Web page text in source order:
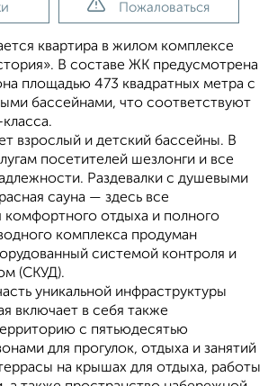
Пожаловаться
квартира в жилом комплексе
В составе ЖК предусмотрена
площадью 473 квадратных метра с
бассейнами, что соответствуют
взрослый и детский бассейны. В
посетителей шезлонги и все
Раздевалки с душевыми
сауна — здесь все
комфортного отдыха и полного
комплекса продуман
системой контроля и
(СКУД).
уникальной инфраструктуры
включает в себя также
с пятьюдесятью
для прогулок, отдыха и занятий
на крышах для отдыха, работы